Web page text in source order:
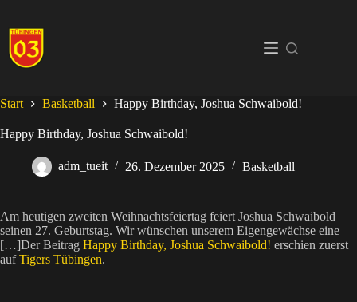
springen
Start Basketball Happy Birthday, Joshua Schwaibold!
Happy Birthday, Joshua Schwaibold!
adm_tueit 26. Dezember 2025 Basketball
Am heutigen zweiten Weihnachtsfeiertag feiert Joshua Schwaibold
seinen 27. Geburtstag. Wir wünschen unserem Eigengewächse eine
[…]Der Beitrag Happy Birthday, Joshua Schwaibold! erschien zuerst
aufTigers Tübingen.